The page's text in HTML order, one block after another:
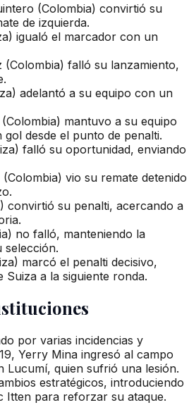
(Colombia) convirtió su
de izquierda.
igualó el marcador con un
(Colombia) falló su lanzamiento,
adelantó a su equipo con un
mantuvo a su equipo
desde el punto de penalti.
falló su oportunidad, enviando
vio su remate detenido
convirtió su penalti, acercando a
no falló, manteniendo la
selección.
marcó el penalti decisivo,
Suiza a la siguiente ronda.
por varias incidencias y
Yerry Mina ingresó al campo
Lucumí, quien sufrió una lesión.
estratégicos, introduciendo
Itten para reforzar su ataque.